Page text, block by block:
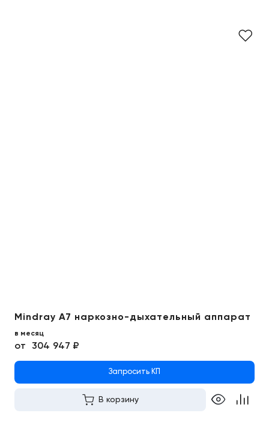
Mindray A7 наркозно-дыхательный аппарат
в месяц
от 304 947 ₽
Запросить КП
В корзину